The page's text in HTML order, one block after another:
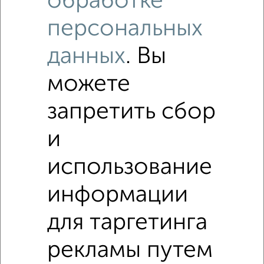
Участок 10 сот., садоводство, в черте города
1 000 ₽ за сотку
Вишнёвая улица 3
Собственник, 14.07.2020
персональных
данных. Вы
можете
запретить сбор
и
использование
информации
для таргетинга
рекламы путем